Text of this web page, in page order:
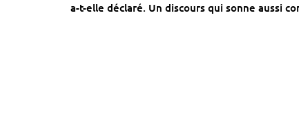
a-t-elle déclaré. Un discours qui sonne aussi